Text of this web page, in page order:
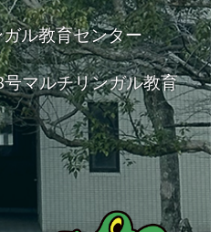
ル教育センター
マルチリンガル教育